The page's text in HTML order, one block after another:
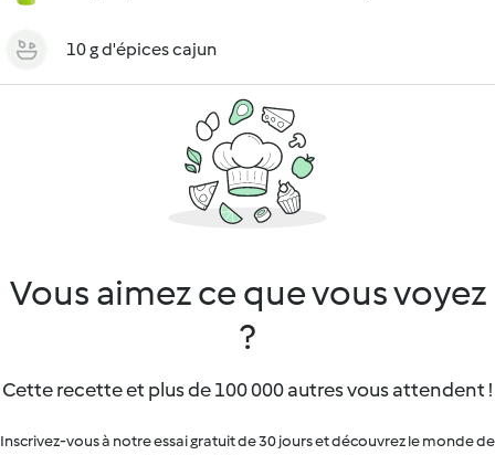
10 g d'épices cajun
Vous aimez ce que vous voyez
?
Cette recette et plus de 100 000 autres vous attendent !
Inscrivez-vous à notre essai gratuit de 30 jours et découvrez le monde de